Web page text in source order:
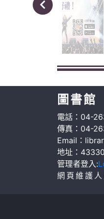
圖書館
電話：04-
傳真：04-
Email：
地址：
管理者登入:
網頁維護